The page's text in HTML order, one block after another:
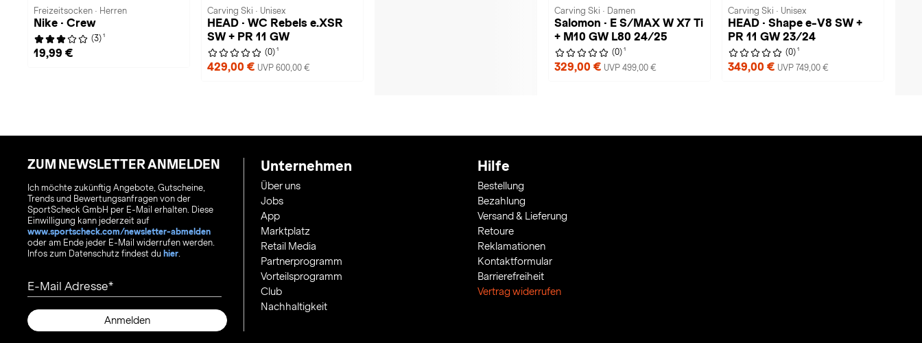
Freizeitsocken · Herren
Nike · Crew
(3) 1
19,99 €
Carving Ski · Unisex
HEAD · WC Rebels e.XSR
SW + PR 11 GW
(0) 1
429,00 € UVP 600,00 €
Carving Ski · Damen
Salomon · E S/MAX W X7 Ti
+ M10 GW L80 24/25
(0) 1
329,00 € UVP 499,00 €
Carving Ski · Unisex
HEAD · Shape e-V8 SW +
PR 11 GW 23/24
(0) 1
349,00 € UVP 749,00 €
ZUM NEWSLETTER ANMELDEN
Ich möchte zukünftig Angebote, Gutscheine,
Trends und Bewertungsanfragen von der
SportScheck GmbH per E-Mail erhalten. Diese
Einwilligung kann jederzeit auf
www.sportscheck.com/newsletter-abmelden
oder am Ende jeder E-Mail widerrufen werden.
Infos zum Datenschutz findest du hier.
E-Mail Adresse
Anmelden
Unternehmen
Über uns
Jobs
App
Marktplatz
Retail Media
Partnerprogramm
Vorteilsprogramm
Club
Nachhaltigkeit
Hilfe
Bestellung
Bezahlung
Versand & Lieferung
Retoure
Reklamationen
Kontaktformular
Barrierefreiheit
Vertrag widerrufen